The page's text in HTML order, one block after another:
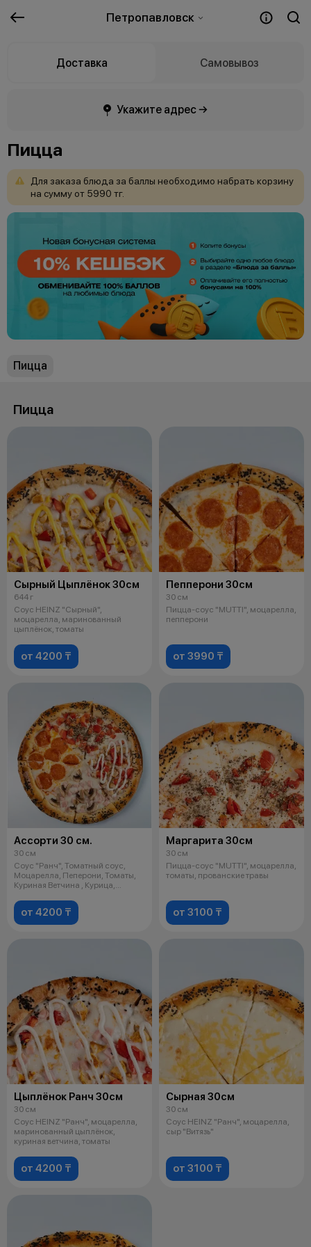
Петропавловск
Доставка Самовывоз
Укажите адрес →
Пицца
Для заказа блюда за баллы необходимо набрать корзину
на сумму от 5990 тг.
Пицца
Пицца
Сырный Цыплёнок 30см
644 г
Соус HEINZ "Сырный",
моцарелла, маринованный
цыплёнок, томаты
от 4200 ₸
Пепперони 30см
30 см
Пицца-соус "MUTTI", моцарелла,
пепперони
от 3990 ₸
Ассорти 30 см.
30 см
Соус "Ранч", Томатный соус,
Моцарелла, Пеперони, Томаты,
Куриная Ветчина , Курица,
от 4200 ₸
Маргарита 30см
30 см
Пицца-соус "MUTTI", моцарелла,
томаты, прованские травы
от 3100 ₸
Цыплёнок Ранч 30см
30 см
Соус HEINZ "Ранч", моцарелла,
маринованный цыплёнок,
куриная ветчина, томаты
от 4200 ₸
Сырная 30см
30 см
Соус HEINZ "Ранч", моцарелла,
сыр "Витязь"
от 3100 ₸